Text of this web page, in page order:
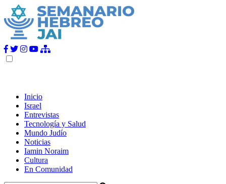
Inicio
Israel
Entrevistas
Tecnología y Salud
Mundo Judío
Noticias
Iamin Noraim
Cultura
En Comunidad